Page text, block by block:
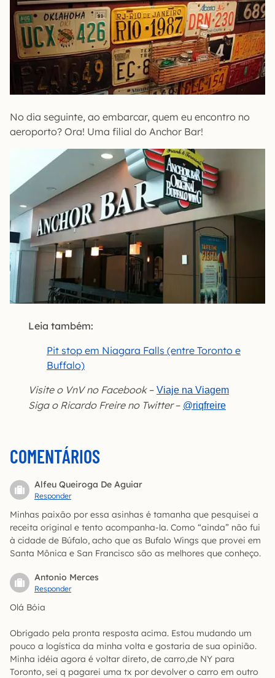
No dia seguinte, ao embarcar, quem eu encontro no
aeroporto? Ora! Uma filial do Anchor Bar!
Leia também:
Pit stop em Niagara Falls (entre Toronto e
Buffalo)
Visite o VnV no Facebook– Viaje na Viagem
Siga o Ricardo Freire no Twitter– @riqfreire
COMENTÁRIOS
Alfeu Queiroga De Aguiar
Responder
Minhas paixão por essa asinhas é tamanha que pesquisei a
receita original e tento acompanha-la. Como “ainda” não fui
à cidade de Búfalo, acho que as Bufalo Wings que provei em
Santa Mônica e San Francisco são as melhores que conheço.
Antonio Merces
Responder
Olá Bóia
Obrigado pela pronta resposta acima. Estou mudando um
pouco a logística da minha volta e gostaria de sua opinião.
Minha idéia agora é voltar direto, de carro,de NY para
Toronto, sei q pagarei uma tx por devolver o carro em outro